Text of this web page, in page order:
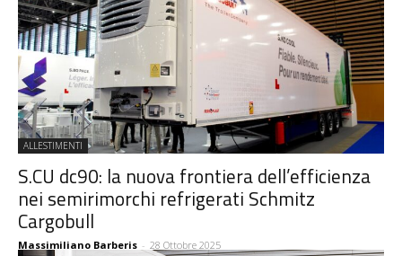
ALLESTIMENTI
S.CU dc90: la nuova frontiera dell’efficienza
nei semirimorchi refrigerati Schmitz
Cargobull
Massimiliano Barberis - 28 Ottobre 2025